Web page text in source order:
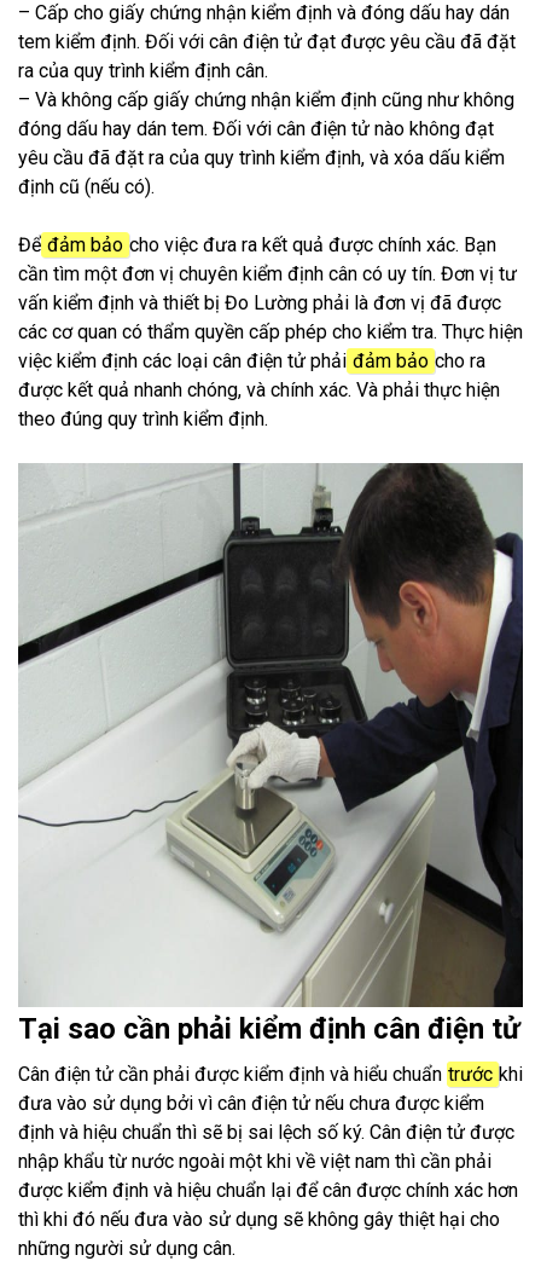
– Cấp cho giấy chứng nhận kiểm định và đóng dấu hay dán
tem kiểm định. Đối với cân điện tử đạt được yêu cầu đã đặt
ra của quy trình kiểm định cân.
– Và không cấp giấy chứng nhận kiểm định cũng như không
đóng dấu hay dán tem. Đối với cân điện tử nào không đạt
yêu cầu đã đặt ra của quy trình kiểm định, và xóa dấu kiểm
định cũ (nếu có).
Để đảm bảo cho việc đưa ra kết quả được chính xác. Bạn
cần tìm một đơn vị chuyên kiểm định cân có uy tín. Đơn vị tư
vấn kiểm định và thiết bị Đo Lường phải là đơn vị đã được
các cơ quan có thẩm quyền cấp phép cho kiểm tra. Thực hiện
việc kiểm định các loại cân điện tử phải đảm bảo cho ra
được kết quả nhanh chóng, và chính xác. Và phải thực hiện
theo đúng quy trình kiểm định.
Tại sao cần phải kiểm định cân điện tử
Cân điện tử cần phải được kiểm định và hiểu chuẩn trước khi
đưa vào sử dụng bởi vì cân điện tử nếu chưa được kiểm
định và hiệu chuẩn thì sẽ bị sai lệch số ký. Cân điện tử được
nhập khẩu từ nước ngoài một khi về việt nam thì cần phải
được kiểm định và hiệu chuẩn lại để cân được chính xác hơn
thì khi đó nếu đưa vào sử dụng sẽ không gây thiệt hại cho
những người sử dụng cân.